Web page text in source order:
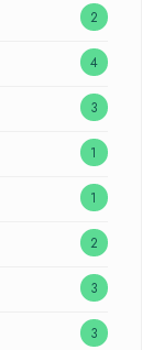
2
4
3
1
1
2
3
3